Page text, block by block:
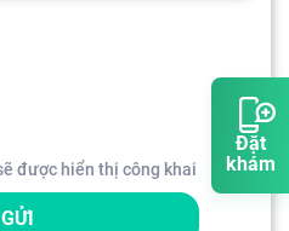
Đặt
khám
được hiển thị công khai
GỬI